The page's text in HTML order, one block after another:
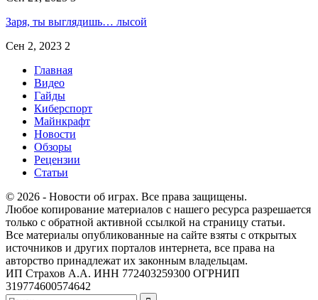
Заря, ты выглядишь… лысой
Сен 2, 2023 2
Главная
Видео
Гайды
Киберспорт
Майнкрафт
Новости
Обзоры
Рецензии
Статьи
© 2026 - Новости об играх. Все права защищены.
Любое копирование материалов с нашего ресурса разрешается
только с обратной активной ссылкой на страницу статьи.
Все материалы опубликованные на сайте взяты с открытых
источников и других порталов интернета, все права на
авторство принадлежат их законным владельцам.
ИП Страхов А.А. ИНН 772403259300 ОГРНИП
319774600574642